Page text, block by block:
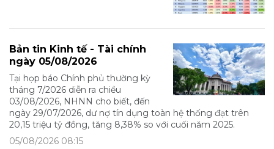
Bản tin Kinh tế - Tài chính
ngày 05/08/2026
Tại họp báo Chính phủ thường kỳ
tháng 7/2026 diễn ra chiều
03/08/2026, NHNN cho biết, đến
ngày 29/07/2026, dư nợ tín dụng toàn hệ thống đạt trên
20,15 triệu tỷ đồng, tăng 8,38% so với cuối năm 2025.
05/08/2026 08:15